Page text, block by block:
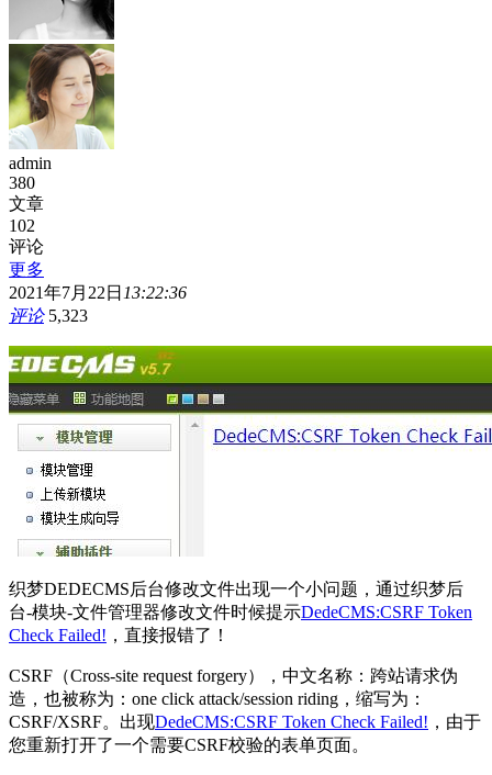
admin
380
文章
102
评论
更多
2021年7月22日 13:22:36
评论5,323
织梦DEDECMS后台修改文件出现一个小问题，通过织梦后
台-模块-文件管理器修改文件时候提示DedeCMS:CSRF Token
Check Failed! ，直接报错了！
CSRF（Cross-site request forgery），中文名称：跨站请求伪
造，也被称为：one click attack/session riding，缩写为：
CSRF/XSRF。出现DedeCMS:CSRF Token Check Failed! ，由于
您重新打开了一个需要CSRF校验的表单页面。